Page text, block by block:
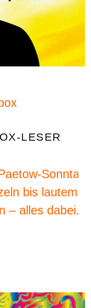
LESER
Sonntag“
bis lautem
– alles dabei.